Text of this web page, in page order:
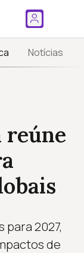
Notícias
reúne
para 2027,
de